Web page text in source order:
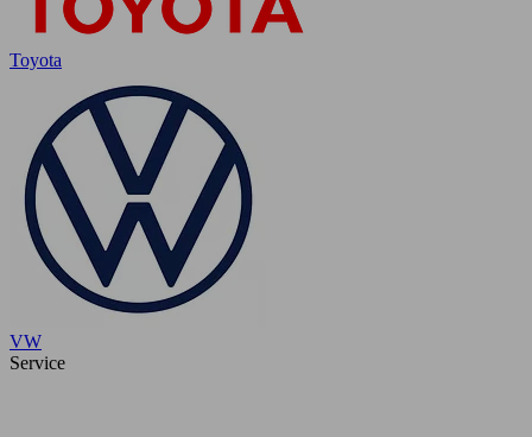
Toyota
VW
Service